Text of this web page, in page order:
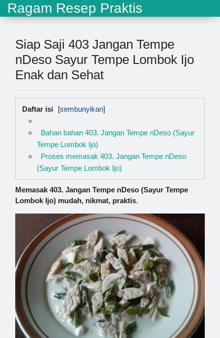
Ragam Resep Praktis
Siap Saji 403 Jangan Tempe
nDeso Sayur Tempe Lombok Ijo
Enak dan Sehat
Daftar isi
Bahan bahan 403. Jangan Tempe nDeso (Sayur
Tempe Lombok Ijo)
Proses memasak 403. Jangan Tempe nDeso
(Sayur Tempe Lombok Ijo)
Memasak 403. Jangan Tempe nDeso (Sayur Tempe
Lombok Ijo) mudah, nikmat, praktis.